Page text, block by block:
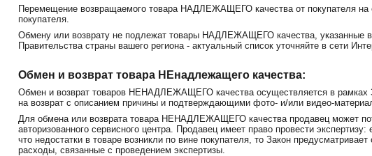
Перемещение возвращаемого товара НАДЛЕЖАЩЕГО качества от покупателя на
покупателя.
Обмену или возврату не подлежат товары НАДЛЕЖАЩЕГО качества, указанные
Правительства страны вашего региона - актуальный список уточняйте в сети
Обмен и возврат товара НЕнадлежащего качества:
Обмен и возврат товаров НЕНАДЛЕЖАЩЕГО качества осуществляется в рамках
на возврат с описанием причины и подтверждающими фото- и/или видео-
Для обмена или возврата товара НЕНАДЛЕЖАЩЕГО качества продавец может
авторизованного сервисного центра. Продавец имеет право провести
что недостатки в товаре возникли по вине покупателя, то Закон
расходы, связанные с проведением экспертизы.